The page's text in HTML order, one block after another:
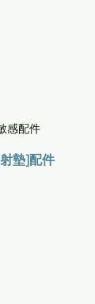
感配件
墊]配件